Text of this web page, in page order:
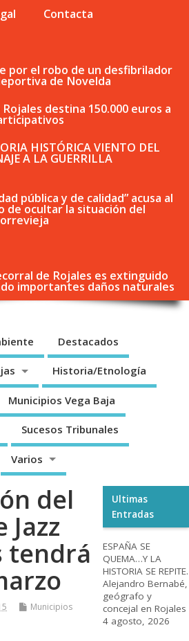
Contacta
por el robo de un desfibrilador
de Novelda
destina 150.000 euros a
HISTÓRICA VIENTO DEL
A LA GUERRILLA
pública y de calidad” acusa al
de ocultar la situación del
de Rojales es extinguido
importantes daños naturales
Destacados
Historia/Etnología
Municipios Vega Baja
Sucesos Tribunales
Varios
del
Jazz
tendrá
Municipios
Ultimas
Entradas
ESPAÑA SE
QUEMA…Y LA
HISTORIA SE REPITE.
Alejandro Bernabé,
geógrafo y
concejal en Rojales
4 agosto, 2026